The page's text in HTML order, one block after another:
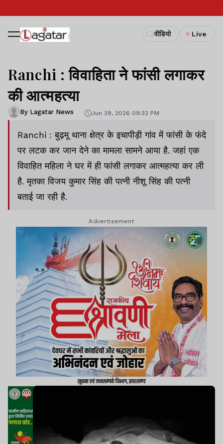
वीडियो Live
Ranchi : विवाहिता ने फांसी लगाकर
की आत्महत्या
By Lagatar News Jun 29, 2026 09:32 PM
Ranchi : बुढ़मू थाना क्षेत्र के इचापीड़ी गांव में फांसी के फंदे
पर लटक कर जान देने का मामला सामने आया है. जहां एक
विवाहित महिला ने घर में ही फांसी लगाकर आत्महत्या कर ली
है. मृतका विजय कुमार सिंह की पत्नी नीशू सिंह की पत्नी
बताई जा रही है.
Advertisement